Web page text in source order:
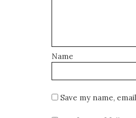
Name
Save my name,